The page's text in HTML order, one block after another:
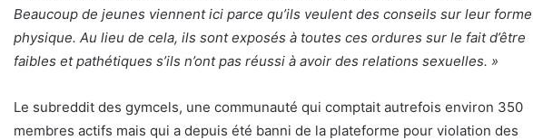
Beaucoup de jeunes viennent ici parce qu’ils veulent des conseils sur leur forme
physique. Au lieu de cela, ils sont exposés à toutes ces ordures sur le fait d’être
faibles et pathétiques s’ils n’ont pas réussi à avoir des relations sexuelles. »
Le subreddit des gymcels, une communauté qui comptait autrefois environ 350
membres actifs mais qui a depuis été banni de la plateforme pour violation des